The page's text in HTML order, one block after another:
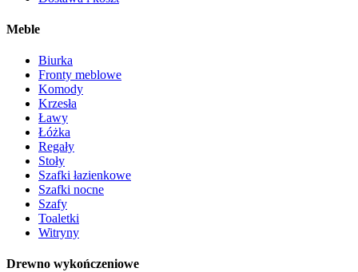
Meble
Biurka
Fronty meblowe
Komody
Krzesła
Ławy
Łóżka
Regały
Stoły
Szafki łazienkowe
Szafki nocne
Szafy
Toaletki
Witryny
Drewno wykończeniowe